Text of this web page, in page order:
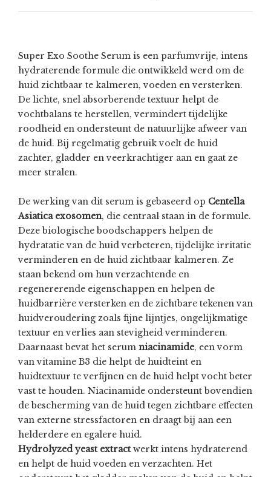
Super Exo Soothe Serum is een parfumvrije, intens
hydraterende formule die ontwikkeld werd om de
huid zichtbaar te kalmeren, voeden en versterken.
De lichte, snel absorberende textuur helpt de
vochtbalans te herstellen, vermindert tijdelijke
roodheid en ondersteunt de natuurlijke afweer van
de huid. Bij regelmatig gebruik voelt de huid
zachter, gladder en veerkrachtiger aan en gaat ze
meer stralen.
De werking van dit serum is gebaseerd op Centella
Asiatica exosomen, die centraal staan in de formule.
Deze biologische boodschappers helpen de
hydratatie van de huid verbeteren, tijdelijke irritatie
verminderen en de huid zichtbaar kalmeren. Ze
staan bekend om hun verzachtende en
regenererende eigenschappen en helpen de
huidbarrière versterken en de zichtbare tekenen van
huidveroudering zoals fijne lijntjes, ongelijkmatige
textuur en verlies aan stevigheid verminderen.
Daarnaast bevat het serum niacinamide, een vorm
van vitamine B3 die helpt de huidteint en
huidtextuur te verfijnen en de huid helpt vocht beter
vast te houden. Niacinamide ondersteunt bovendien
de bescherming van de huid tegen zichtbare effecten
van externe stressfactoren en draagt bij aan een
helderdere en egalere huid.
Hydrolyzed yeast extractwerkt intens hydraterend
en helpt de huid voeden en verzachten. Het